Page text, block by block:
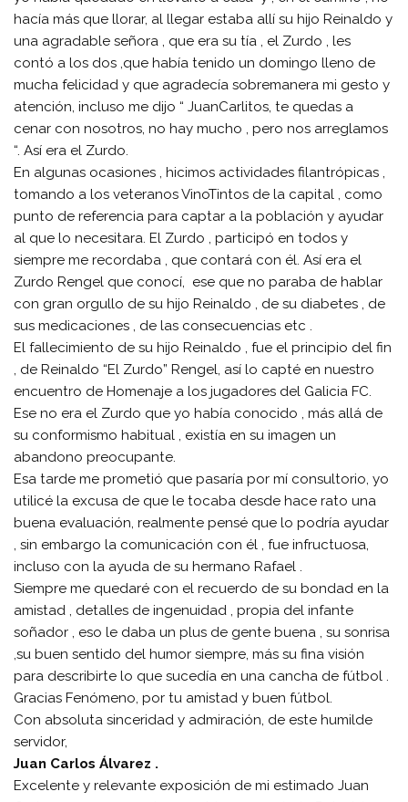
hacía más que llorar, al llegar estaba allí su hijo Reinaldo y
una agradable señora , que era su tía , el Zurdo , les
contó a los dos ,que había tenido un domingo lleno de
mucha felicidad y que agradecía sobremanera mi gesto y
atención, incluso me dijo “ JuanCarlitos, te quedas a
cenar con nosotros, no hay mucho , pero nos arreglamos
“. Así era el Zurdo.
En algunas ocasiones , hicimos actividades filantrópicas ,
tomando a los veteranos VinoTintos de la capital , como
punto de referencia para captar a la población y ayudar
al que lo necesitara. El Zurdo , participó en todos y
siempre me recordaba , que contará con él. Así era el
Zurdo Rengel que conocí, ese que no paraba de hablar
con gran orgullo de su hijo Reinaldo , de su diabetes , de
sus medicaciones , de las consecuencias etc .
El fallecimiento de su hijo Reinaldo , fue el principio del fin
, de Reinaldo “El Zurdo” Rengel, así lo capté en nuestro
encuentro de Homenaje a los jugadores del Galicia FC.
Ese no era el Zurdo que yo había conocido , más allá de
su conformismo habitual , existía en su imagen un
abandono preocupante.
Esa tarde me prometió que pasaría por mí consultorio, yo
utilicé la excusa de que le tocaba desde hace rato una
buena evaluación, realmente pensé que lo podría ayudar
, sin embargo la comunicación con él , fue infructuosa,
incluso con la ayuda de su hermano Rafael .
Siempre me quedaré con el recuerdo de su bondad en la
amistad , detalles de ingenuidad , propia del infante
soñador , eso le daba un plus de gente buena , su sonrisa
,su buen sentido del humor siempre, más su fina visión
para describirte lo que sucedía en una cancha de fútbol .
Gracias Fenómeno, por tu amistad y buen fútbol.
Con absoluta sinceridad y admiración, de este humilde
servidor,
Juan Carlos Álvarez .
Excelente y relevante exposición de mi estimado Juan